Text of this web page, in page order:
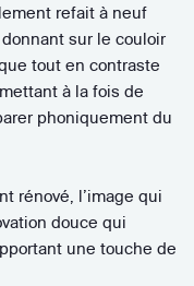
refait à neuf
sur le couloir
tout en contraste
à la fois de
phoniquement du
rénové, l’image qui
douce qui
une touche de